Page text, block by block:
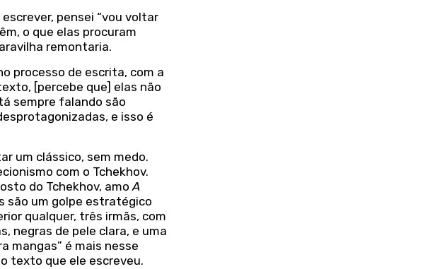
pensei “vou voltar
o que elas procuram
remontaria.
processo de escrita, com a
[percebe que] elas não
sempre falando são
e isso é
um clássico, sem medo.
com o Tchekhov.
do Tchekhov, amoA
são um golpe estratégico
qualquer, três irmãs, com
negras de pele clara, e uma
mangas” é mais nesse
texto que ele escreveu.